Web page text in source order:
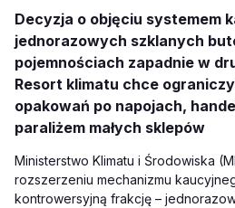
Decyzja o objęciu systemem
jednorazowych szklanych
pojemnościach zapadnie w
Resort klimatu chce
opakowań po napojach,
paraliżem małych sklepów
Ministerstwo Klimatu i Środowiska
rozszerzeniu mechanizmu
kontrowersyjną frakcję –